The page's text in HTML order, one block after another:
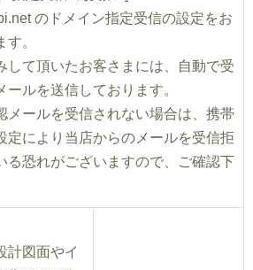
のドメイン指定受信の設定をお
す。
して頂いたお客さまには、自動で受
ールを送信しております。
メールを受信されない場合は、携帯
定により当店からのメールを受信拒
る恐れがございますので、ご確認下
計図面やイ